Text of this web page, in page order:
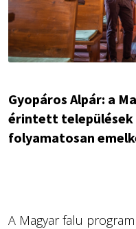
Gyopáros Alpár: a
érintett települések
folyamatosan
A Magyar falu